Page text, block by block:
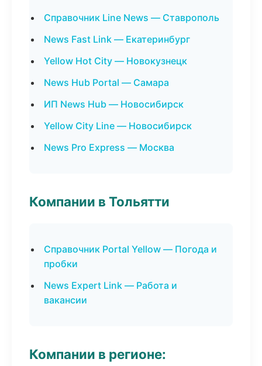
Справочник Line News — Ставрополь
News Fast Link — Екатеринбург
Yellow Hot City — Новокузнецк
News Hub Portal — Самара
ИП News Hub — Новосибирск
Yellow City Line — Новосибирск
News Pro Express — Москва
Компании в Тольятти
Справочник Portal Yellow — Погода и
пробки
News Expert Link — Работа и
вакансии
Компании в регионе: